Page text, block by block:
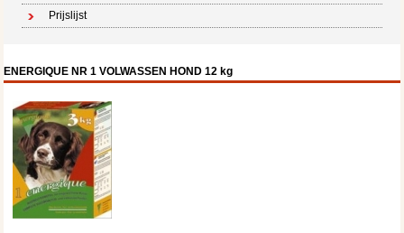
Prijslijst
ENERGIQUE NR 1 VOLWASSEN HOND 12 kg